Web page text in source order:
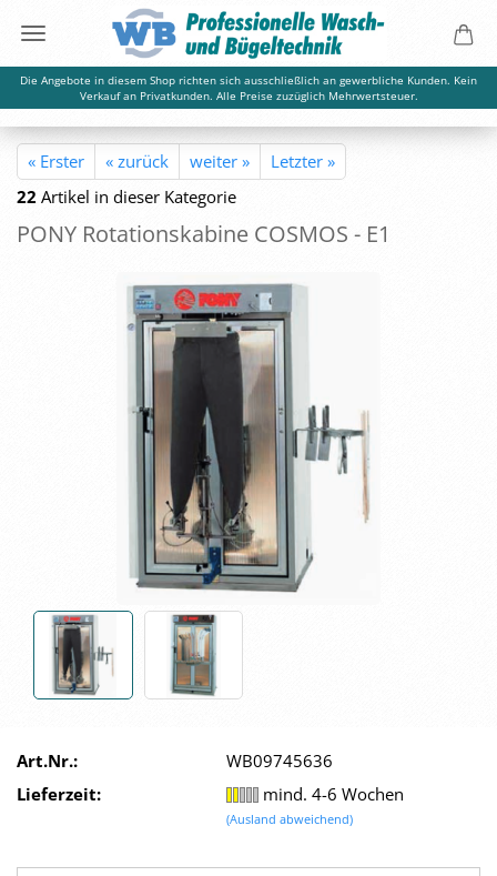
Die Angebote in diesem Shop richten sich ausschließlich an gewerbliche Kunden. Kein
Verkauf an Privatkunden. Alle Preise zuzüglich Mehrwertsteuer.
« Erster « zurück weiter »
Letzter »
22 Artikel in dieser Kategorie
PONY Ro­ta­ti­ons­ka­bi­ne COS­MOS - E1
Art.Nr.:
WB09745636
Lieferzeit:
mind. 4-6 Wochen
(Ausland abweichend)